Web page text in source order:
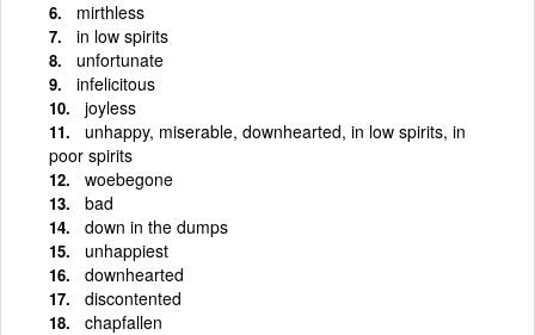
mirthless
in low spirits
unfortunate
infelicitous
joyless
unhappy, miserable, downhearted, in low spirits, in
poor spirits
woebegone
bad
down in the dumps
unhappiest
downhearted
discontented
chapfallen